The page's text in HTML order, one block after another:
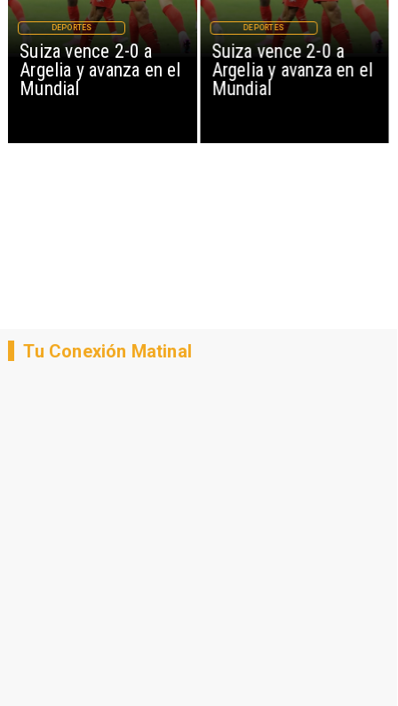
Suiza vence 2-0 a
Argelia y avanza en el
Mundial
DEPORTES
Suiza vence 2-0 a
Argelia y avanza en el
Mundial
DEPORTES
Tu Conexión Matinal